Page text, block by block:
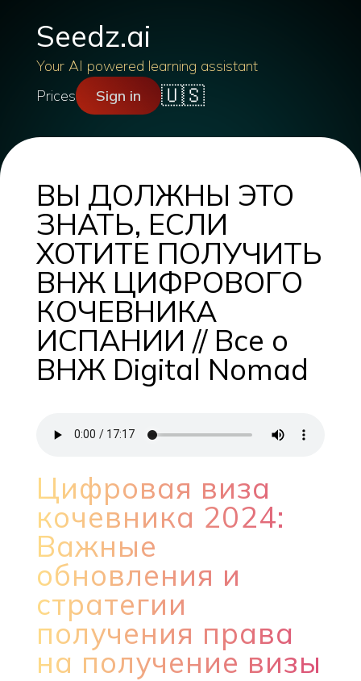
Seedz.ai
Your AI powered learning assistant
Prices
Sign in 🇺🇸
ВЫ ДОЛЖНЫ ЭТО
ЗНАТЬ, ЕСЛИ
ХОТИТЕ ПОЛУЧИТЬ
ВНЖ ЦИФРОВОГО
КОЧЕВНИКА
ИСПАНИИ // Все о
ВНЖ Digital Nomad
Цифровая виза
кочевника 2024:
Важные
обновления и
стратегии
получения права
на получение визы